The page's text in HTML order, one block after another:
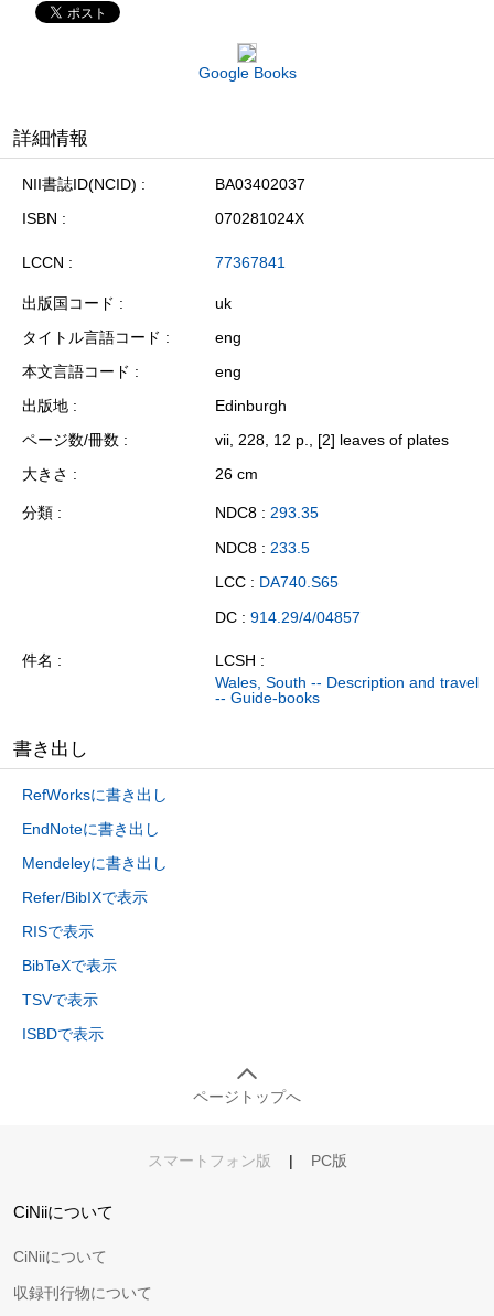
Google Books
詳細情報
NII書誌ID(NCID)
BA03402037
ISBN
070281024X
LCCN 77367841
出版国コード
uk
タイトル言語コード
eng
本文言語コード
eng
出版地
Edinburgh
ページ数/冊数
vii, 228, 12 p., [2] leaves of plates
大きさ
26 cm
分類 NDC8 : 293.35
NDC8 : 233.5
LCC : DA740.S65
DC : 914.29/4/04857
件名
LCSH :
Wales, South -- Description and travel
-- Guide-books
書き出し
RefWorksに書き出し
EndNoteに書き出し
Mendeleyに書き出し
Refer/BibIXで表示
RISで表示
BibTeXで表示
TSVで表示
ISBDで表示
ページトップへ
スマートフォン版 | PC版
CiNiiについて
CiNiiについて
収録刊行物について